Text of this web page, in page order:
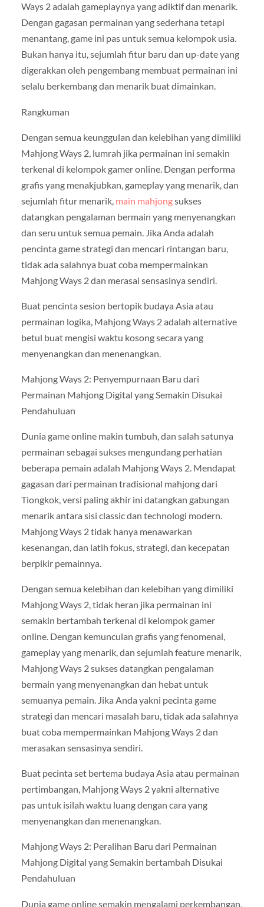
Ways 2 adalah gameplaynya yang adiktif dan menarik.
Dengan gagasan permainan yang sederhana tetapi
menantang, game ini pas untuk semua kelompok usia.
Bukan hanya itu, sejumlah fitur baru dan up-date yang
digerakkan oleh pengembang membuat permainan ini
selalu berkembang dan menarik buat dimainkan.
Rangkuman
Dengan semua keunggulan dan kelebihan yang dimiliki
Mahjong Ways 2, lumrah jika permainan ini semakin
terkenal di kelompok gamer online. Dengan performa
grafis yang menakjubkan, gameplay yang menarik, dan
sejumlah fitur menarik, main mahjongsukses
datangkan pengalaman bermain yang menyenangkan
dan seru untuk semua pemain. Jika Anda adalah
pencinta game strategi dan mencari rintangan baru,
tidak ada salahnya buat coba mempermainkan
Mahjong Ways 2 dan merasai sensasinya sendiri.
Buat pencinta sesion bertopik budaya Asia atau
permainan logika, Mahjong Ways 2 adalah alternative
betul buat mengisi waktu kosong secara yang
menyenangkan dan menenangkan.
Mahjong Ways 2: Penyempurnaan Baru dari
Permainan Mahjong Digital yang Semakin Disukai
Pendahuluan
Dunia game online makin tumbuh, dan salah satunya
permainan sebagai sukses mengundang perhatian
beberapa pemain adalah Mahjong Ways 2. Mendapat
gagasan dari permainan tradisional mahjong dari
Tiongkok, versi paling akhir ini datangkan gabungan
menarik antara sisi classic dan technologi modern.
Mahjong Ways 2 tidak hanya menawarkan
kesenangan, dan latih fokus, strategi, dan kecepatan
berpikir pemainnya.
Dengan semua kelebihan dan kelebihan yang dimiliki
Mahjong Ways 2, tidak heran jika permainan ini
semakin bertambah terkenal di kelompok gamer
online. Dengan kemunculan grafis yang fenomenal,
gameplay yang menarik, dan sejumlah feature menarik,
Mahjong Ways 2 sukses datangkan pengalaman
bermain yang menyenangkan dan hebat untuk
semuanya pemain. Jika Anda yakni pecinta game
strategi dan mencari masalah baru, tidak ada salahnya
buat coba mempermainkan Mahjong Ways 2 dan
merasakan sensasinya sendiri.
Buat pecinta set bertema budaya Asia atau permainan
pertimbangan, Mahjong Ways 2 yakni alternative
pas untuk isilah waktu luang dengan cara yang
menyenangkan dan menenangkan.
Mahjong Ways 2: Peralihan Baru dari Permainan
Mahjong Digital yang Semakin bertambah Disukai
Pendahuluan
Dunia game online semakin mengalami perkembangan,